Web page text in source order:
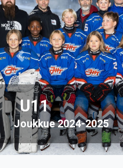
U11
Joukkue 2024-2025
Previous